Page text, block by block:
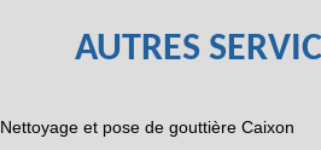
AUTRES
Nettoyage et pose de gouttière Caixon